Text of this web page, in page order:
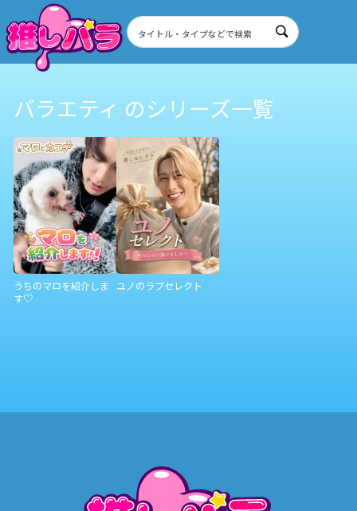
バラエティ のシリーズ一覧
うちのマロを紹介しま
す♡
ユノのラブセレクト